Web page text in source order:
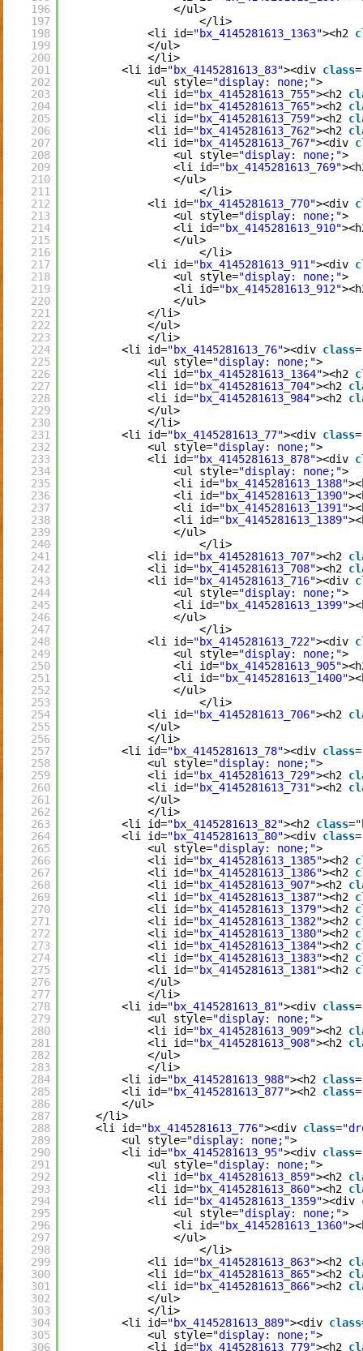
196
197
198
199
200
201
202
203
204
205
206
207
208
209
210
211
212
213
214
215
216
217
218
219
220
221
222
223
224
225
226
227
228
229
230
231
232
233
234
235
236
237
238
239
240
241
242
243
244
245
246
247
248
249
250
251
252
253
254
255
256
257
258
259
260
261
262
263
264
265
266
267
268
269
270
271
272
273
274
275
276
277
278
279
280
281
282
283
284
285
286
287
288
289
290
291
292
293
294
295
296
297
298
299
300
301
302
303
304
305
306
</ul>
</li>
<li id="bx_4145281613_1363"><h2
</ul>
</li>
<li id="bx_4145281613_83"><div class=
<ul style="display: none;">
<li id="bx_4145281613_755"><h2
<li id="bx_4145281613_765"><h2
<li id="bx_4145281613_759"><h2
<li id="bx_4145281613_762"><h2
<li id="bx_4145281613_767"><div
<ul style="display: none;">
<li id="bx_4145281613_769"
</ul>
</li>
<li id="bx_4145281613_770"><div
<ul style="display: none;">
<li id="bx_4145281613_910"
</ul>
</li>
<li id="bx_4145281613_911"><div
<ul style="display: none;">
<li id="bx_4145281613_912"
</ul>
</li>
</ul>
</li>
<li id="bx_4145281613_76"><div class=
<ul style="display: none;">
<li id="bx_4145281613_1364"><h2
<li id="bx_4145281613_704"><h2
<li id="bx_4145281613_984"><h2
</ul>
</li>
<li id="bx_4145281613_77"><div class=
<ul style="display: none;">
<li id="bx_4145281613_878"><div
<ul style="display: none;">
<li id="bx_4145281613_1388"
<li id="bx_4145281613_1390"
<li id="bx_4145281613_1391"
<li id="bx_4145281613_1389"
</ul>
</li>
<li id="bx_4145281613_707"><h2
<li id="bx_4145281613_708"><h2
<li id="bx_4145281613_716"><div
<ul style="display: none;">
<li id="bx_4145281613_1399"
</ul>
</li>
<li id="bx_4145281613_722"><div
<ul style="display: none;">
<li id="bx_4145281613_905"
<li id="bx_4145281613_1400"
</ul>
</li>
<li id="bx_4145281613_706"><h2
</ul>
</li>
<li id="bx_4145281613_78"><div class=
<ul style="display: none;">
<li id="bx_4145281613_729"><h2
<li id="bx_4145281613_731"><h2
</ul>
</li>
<li id="bx_4145281613_82"><h2 class=
<li id="bx_4145281613_80"><div class=
<ul style="display: none;">
<li id="bx_4145281613_1385"><h2
<li id="bx_4145281613_1386"><h2
<li id="bx_4145281613_907"><h2
<li id="bx_4145281613_1387"><h2
<li id="bx_4145281613_1379"><h2
<li id="bx_4145281613_1382"><h2
<li id="bx_4145281613_1380"><h2
<li id="bx_4145281613_1384"><h2
<li id="bx_4145281613_1383"><h2
<li id="bx_4145281613_1381"><h2
</ul>
</li>
<li id="bx_4145281613_81"><div class=
<ul style="display: none;">
<li id="bx_4145281613_909"><h2
<li id="bx_4145281613_908"><h2
</ul>
</li>
<li id="bx_4145281613_988"><h2 class=
<li id="bx_4145281613_877"><h2 class=
</ul>
</li>
<li id="bx_4145281613_776"><div class=
<ul style="display: none;">
<li id="bx_4145281613_95"><div class=
<ul style="display: none;">
<li id="bx_4145281613_859"><h2
<li id="bx_4145281613_860"><h2
<li id="bx_4145281613_1359"><div
<ul style="display: none;">
<li id="bx_4145281613_1360"
</ul>
</li>
<li id="bx_4145281613_863"><h2
<li id="bx_4145281613_865"><h2
<li id="bx_4145281613_866"><h2
</ul>
</li>
<li id="bx_4145281613_889"><div class
<ul style="display: none;">
<li id="bx_4145281613_779"><h2